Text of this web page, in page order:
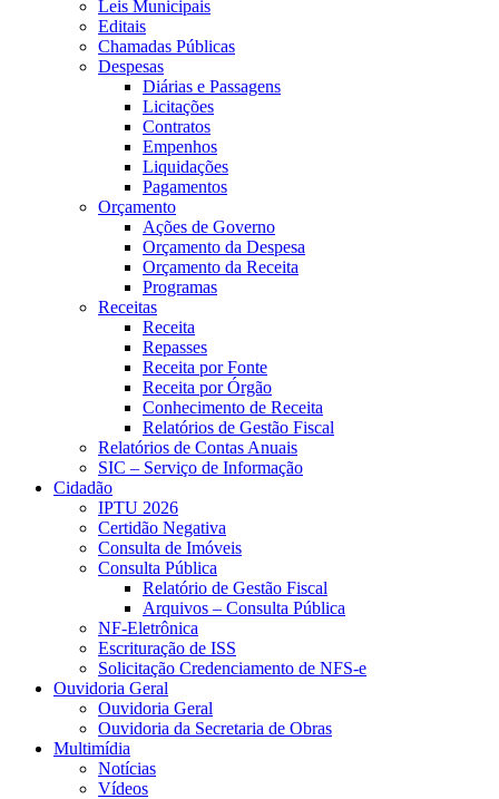
Leis Municipais
Editais
Chamadas Públicas
Despesas
Diárias e Passagens
Licitações
Contratos
Empenhos
Liquidações
Pagamentos
Orçamento
Ações de Governo
Orçamento da Despesa
Orçamento da Receita
Programas
Receitas
Receita
Repasses
Receita por Fonte
Receita por Órgão
Conhecimento de Receita
Relatórios de Gestão Fiscal
Relatórios de Contas Anuais
SIC – Serviço de Informação
Cidadão
IPTU 2026
Certidão Negativa
Consulta de Imóveis
Consulta Pública
Relatório de Gestão Fiscal
Arquivos – Consulta Pública
NF-Eletrônica
Escrituração de ISS
Solicitação Credenciamento de NFS-e
Ouvidoria Geral
Ouvidoria Geral
Ouvidoria da Secretaria de Obras
Multimídia
Notícias
Vídeos